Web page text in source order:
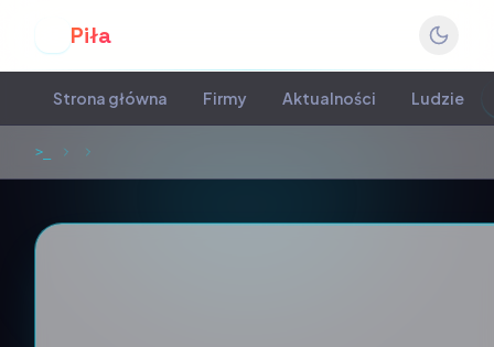
Piła
Strona główna Firmy Aktualności Ludzie
>_